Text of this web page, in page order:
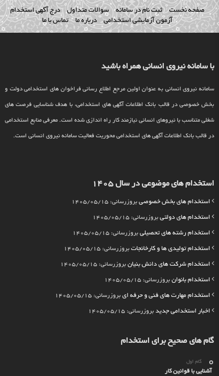
صفحه نخست ثبت نام در سامانه سوالات متداول
درج آگهی استخدام
آزمون آزمایشی استخدامی
درباره ما تماس با ما
با سامانه نیروی انسانی همراه باشید
سامانه نیروی انسانی به عنوان اولین مرجع اطلاع رسانی فراخوان های استخدامی دولت و
بخش خصوصی در قالب بانک اطلاعات آگهی های استخدامی، با هدف شناسایی فرصت های
شغلی متناسب با نیروهای انسانی نیازمند کار راه اندازی شده است. معرفی منابع استخدامی
در قالب بانک اطلاعات آگهی های استخدامی محوریت فعالیت سامانه نیروی انسانی است.
استخدام های موضوعی در سال 1405
استخدام های بخش خصوصی بروزرسانی: 1405/05/15
استخدام های دولتی بروزرسانی: 1405/05/15
استخدام رشته های تحصیلی بروزرسانی: 1405/05/15
استخدام تولیدی ها و کارخانجات بروزرسانی: 1405/05/15
استخدام شرکت های دانش بنیان بروزرسانی: 1405/05/15
استخدام بانوان بروزرسانی: 1405/05/15
استخدام مهارت های فنی و حرفه ای بروزرسانی: 1405/05/15
اخبار استخدامی جدید بروزرسانی: 1405/05/15
گام های صحیح برای استخدام
گام اول
آشنایی با قوانین کار